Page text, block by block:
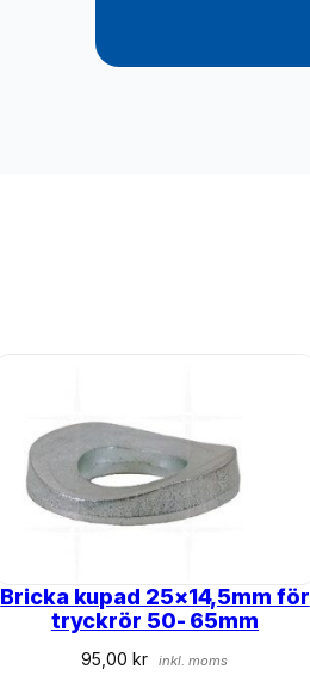
Bricka kupad 25×14,5mm för
tryckrör 50- 65mm
95,00kr inkl. moms